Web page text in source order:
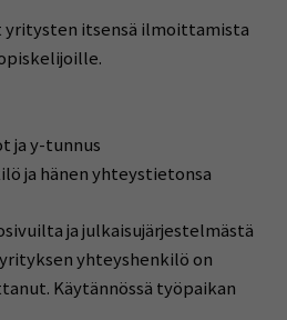
yritysten itsensä ilmoittamista
ja y-tunnus
ja hänen yhteystietonsa
ja julkaisujärjestelmästä
yhteyshenkilö on
Käytännössä työpaikan